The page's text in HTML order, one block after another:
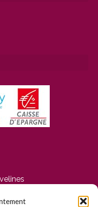
à 12h30 et de 14h30 à